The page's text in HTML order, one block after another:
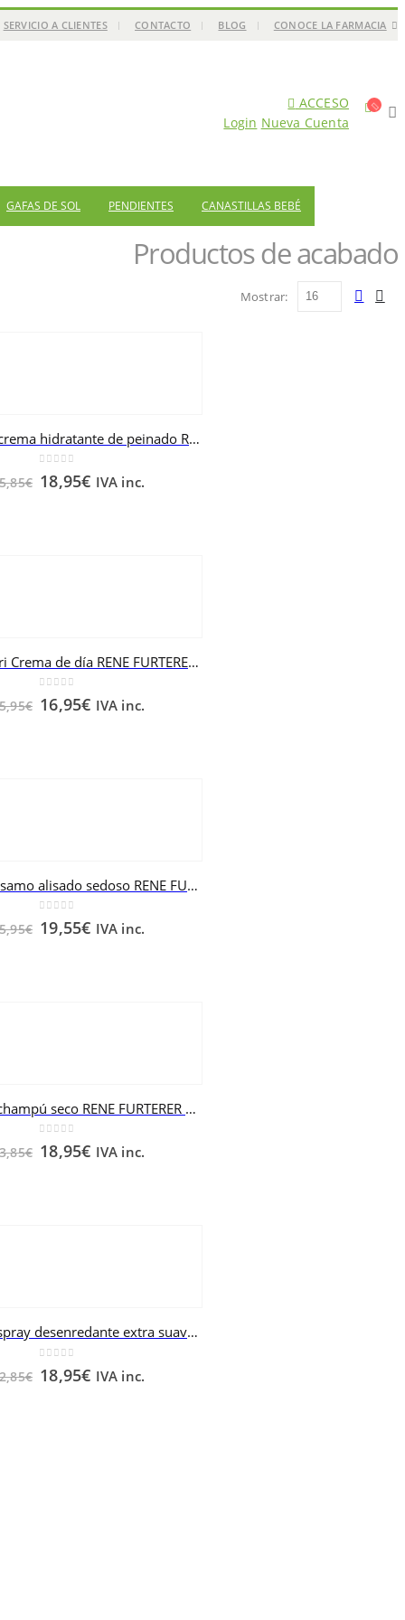
SERVICIO A CLIENTES CONTACTO BLOG CONOCE LA FARMACIA
ACCESO
Login Nueva Cuenta
GAFAS DE SOL PENDIENTES CANASTILLAS BEBÉ
Productos de acabado
Mostrar:
KARINGA crema hidratante de peinado RENE FURTERER 150 ml
€ 18,95€ IVA inc.
Karité Nutri Crema de día RENE FURTERER 100 ml
0out of 5
€ 16,95€ IVA inc.
LISSEA bálsamo alisado sedoso RENE FURTERER 150 ml
0out of 5
€ 19,55€ IVA inc.
NATURIA champú seco RENE FURTERER 150 ml
0out of 5
€ 18,95€ IVA inc.
NATURIA spray desenredante extra suave RENE FURTERER 150 ml
€ 18,95€ IVA inc.